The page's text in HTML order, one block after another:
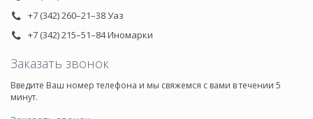
+7 (342) 260–21–38 Уаз
+7 (342) 215–51–84 Иномарки
Заказать звонок
Введите Ваш номер телефона и мы свяжемся с вами в течении 5
минут.